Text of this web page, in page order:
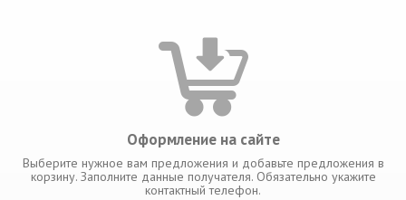
Оформление на сайте
Выберите нужное вам предложения и добавьте предложения в
корзину. Заполните данные получателя. Обязательно укажите
контактный телефон.